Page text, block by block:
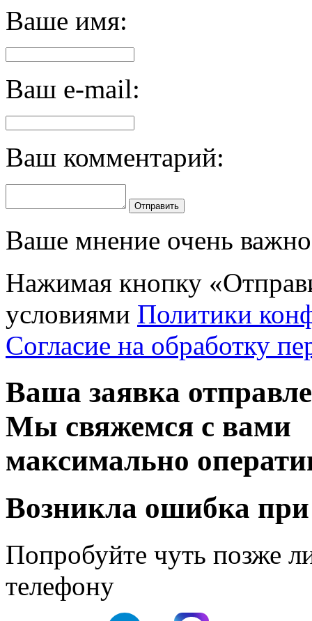
Ваше имя:
Ваш e-mail:
Ваш комментарий:
Отправить
Ваше мнение очень
Нажимая кнопку
условиями Политики
Согласие на обработку
Ваша заявка
Мы свяжемся с вами
максимально
Возникла ошибка при
Попробуйте чуть позже
телефону